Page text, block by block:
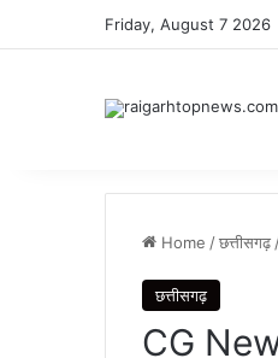
Friday, August 7 2026
Home /छत्तीसगढ़
छत्तीसगढ़
CG